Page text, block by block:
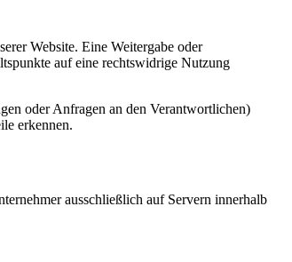
Website. Eine Weitergabe oder
auf eine rechtswidrige Nutzung
oder Anfragen an den Verantwortlichen)
erkennen.
ausschließlich auf Servern innerhalb